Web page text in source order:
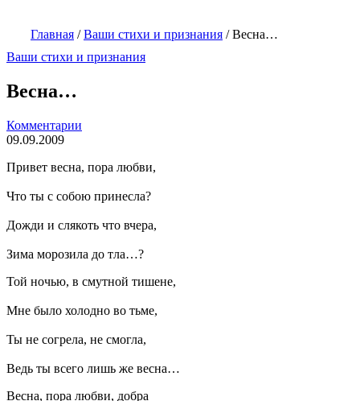
Главная /Ваши стихи и признания /Весна…
Ваши стихи и признания
Весна…
Комментарии
09.09.2009
Привет весна, пора любви,
Что ты с собою принесла?
Дожди и слякоть что вчера,
Зима морозила до тла…?
Той ночью, в смутной тишене,
Мне было холодно во тьме,
Ты не согрела, не смогла,
Ведь ты всего лишь же весна…
Весна, пора любви, добра